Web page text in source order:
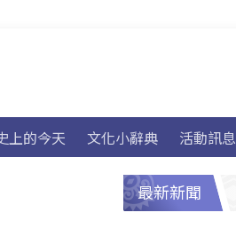
上的今天 文化小辭典 活動訊息
最新新聞